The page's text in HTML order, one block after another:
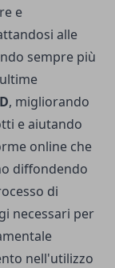
e
alle
sempre più
, migliorando
e aiutando
online che
diffondendo
di
necessari per
nell'utilizzo